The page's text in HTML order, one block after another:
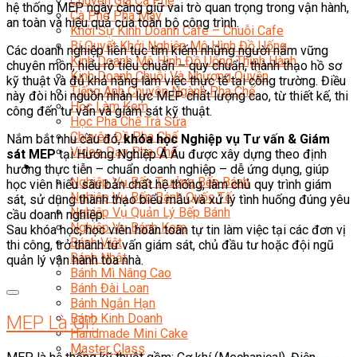
Cà Phê Pha Máy
Khởi Sự Kinh Doanh Cafe – Chuỗi Cafe
Bí Quyết Khởi Nghiệp Mô Hình Đồ Uống
Kinh Doanh Mô Hình Đồ Uống Thịnh Hành
Kinh Doanh Chuỗi Và Nhượng Quyền
Tiếng Anh Chuyên Ngành Pha Chế
Học Làm Kem
Học Pha Chế Trà Sữa
Chuyên Đề Pha Chế
Video Dạy Pha Chế
Làm Bánh
Nghiệp Vụ Bếp Trưởng Bếp Bánh
Nghiệp Vụ Bếp Bánh Quốc Tế
Nghiệp Vụ Quản Lý Bếp Bánh
Nghiệp Vụ Bánh Kem
Bánh Việt
Bánh Nhật
Bánh Mì Nâng Cao
Bánh Đài Loan
Bánh Ngắn Hạn
Bánh Kinh Doanh
Handmade Mini Cake
Master Class
hệ thống MEP ngày càng giữ vai trò quan trọng trong vận hành,
an toàn và hiệu quả của toàn bộ công trình.
Các doanh nghiệp liên tục tìm kiếm những người nắm vững
chuyên môn, hiểu rõ tiêu chuẩn – quy chuẩn, thành thạo hồ sơ
kỹ thuật và đủ khả năng làm việc thực tế tại công trường. Điều
này đòi hỏi nguồn nhân lực MEP chất lượng cao, từ thiết kế, thi
công đến tư vấn và giám sát kỹ thuật.
Nắm bắt nhu cầu đó,khóa học Nghiệp vụ Tư vấn & Giám
sát MEPtại Hướng Nghiệp Á Âu được xây dựng theo định
hướng thực tiễn – chuẩn doanh nghiệp – dễ ứng dụng, giúp
học viên hiểu sâu bản chất hệ thống, làm chủ quy trình giám
sát, sử dụng thành thạo biểu mẫu và xử lý tình huống đúng yêu
cầu doanh nghiệp.
Sau khóa học, học viên hoàn toàn tự tin làm việc tại các đơn vị
thi công, trở thành tư vấn giám sát, chủ đầu tư hoặc đội ngũ
quản lý vận hành tòa nhà.
MEP Là Gì?